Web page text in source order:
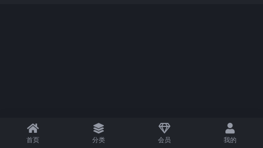
首页 分类 会员 我的